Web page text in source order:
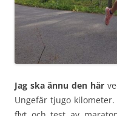
Jag ska ännu den här
Ungefär tjugo